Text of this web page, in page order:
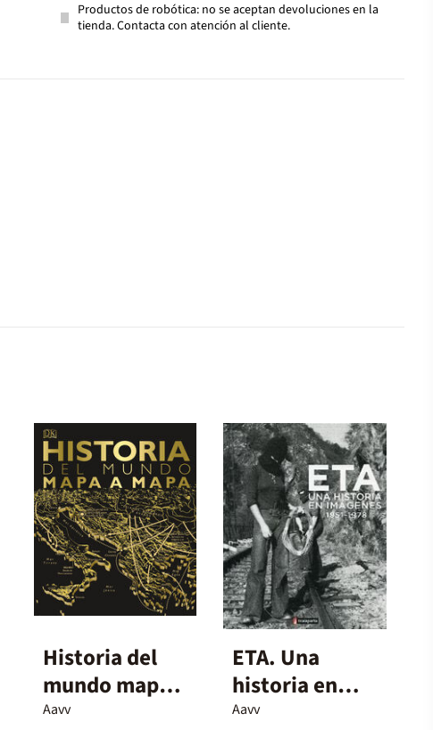
Productos de robótica: no se aceptan devoluciones en la
tienda. Contacta con atención al cliente.
Historia del
mundo mapa a
mapa
Aavv
ETA. Una
historia en
imágenes
Aavv